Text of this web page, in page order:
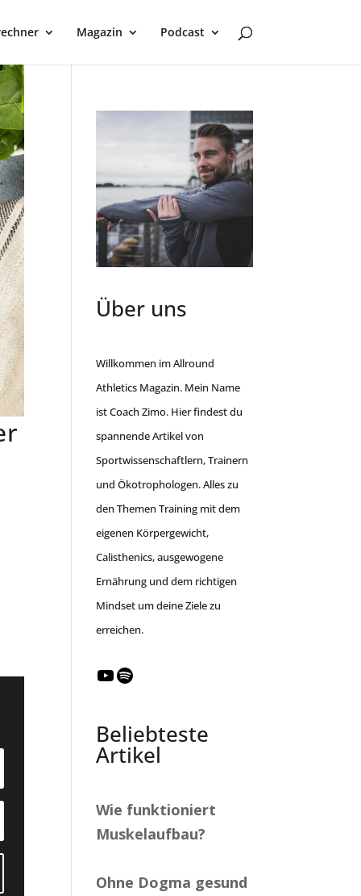
Magazin Podcast
Über uns
Willkommen im Allround
Athletics Magazin. Mein Name
ist Coach Zimo. Hier findest du
spannende Artikel von
Sportwissenschaftlern, Trainern
und Ökotrophologen. Alles zu
den Themen Training mit dem
eigenen Körpergewicht,
Calisthenics, ausgewogene
Ernährung und dem richtigen
Mindset um deine Ziele zu
erreichen.
YouTube
Beliebteste
Artikel
Wie funktioniert
Muskelaufbau?
Ohne Dogma gesund